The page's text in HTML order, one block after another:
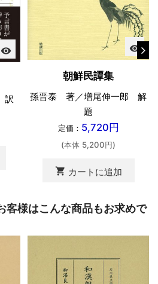
visibility
訳
visibility
朝鮮民譚集
孫晋泰 著／増尾伸一郎 解
題
定価： 5,720円
(本体 5,200円)
shopping_cart カートに追加
客様はこんな商品もお求めで